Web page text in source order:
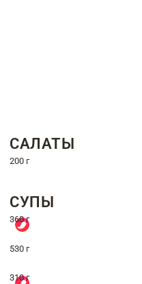
САЛАТЫ
200 г
СУПЫ
360 г
530 г
310 г